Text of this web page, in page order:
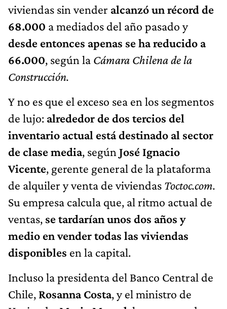
viviendas sin vender alcanzó un récord de
68.000 a mediados del año pasado y
desde entonces apenas se ha reducido a
66.000, según la Cámara Chilena de la
Construcción.
Y no es que el exceso sea en los segmentos
de lujo: alrededor de dos tercios del
inventario actual está destinado al sector
de clase media, según José Ignacio
Vicente, gerente general de la plataforma
de alquiler y venta de viviendas Toctoc.com.
Su empresa calcula que, al ritmo actual de
ventas, se tardarían unos dos años y
medio en vender todas las viviendas
disponibles en la capital.
Incluso la presidenta del Banco Central de
Chile, Rosanna Costa, y el ministro de